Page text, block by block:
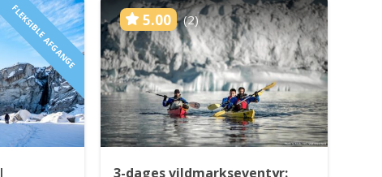
FLEKSIBLE AFGANGE 5.00 (2)
3-dages vildmarkseventyr: